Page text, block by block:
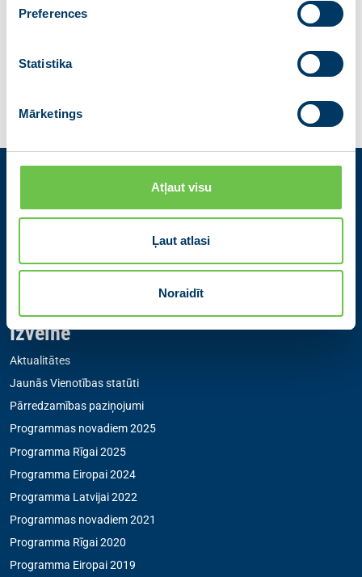
Preferences
Statistika
Mārketings
Atļaut visu
Ļaut atlasi
Noraidīt
Kontakti
+371 67205475|sekretare@vienotiba.lv
informacija@vienotiba.lv
Izvēlne
Aktualitātes
Jaunās Vienotības statūti
Pārredzamības paziņojumi
Programmas novadiem 2025
Programma Rīgai 2025
Programma Eiropai 2024
Programma Latvijai 2022
Programmas novadiem 2021
Programma Rīgai 2020
Programma Eiropai 2019